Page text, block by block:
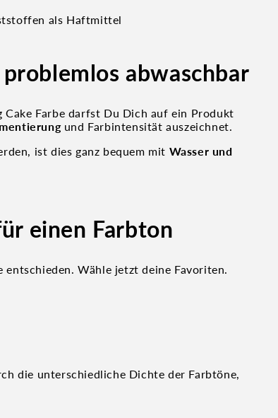
als Haftmittel
abwaschbar
Cake Farbe darfst Du Dich auf ein Produkt
und Farbintensität auszeichnet.
ist dies ganz bequem mit Wasser und
einen Farbton
Wähle jetzt deine Favoriten.
die unterschiedliche Dichte der Farbtöne,